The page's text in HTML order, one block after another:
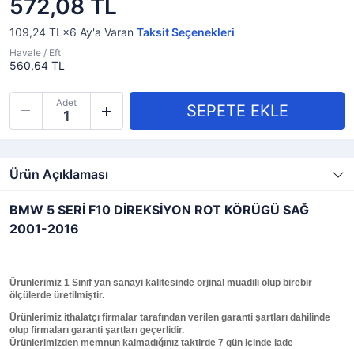
572,08 TL
109,24 TL×6 Ay'a Varan Taksit Seçenekleri
Havale / Eft
560,64 TL
Adet
Ürün Açıklaması
BMW 5 SERİ F10 DİREKSİYON ROT KÖRÜGÜ SAĞ
2001-2016
Ürünlerimiz 1 Sınıf yan sanayi kalitesinde orjinal muadili olup birebir
ölçülerde üretilmiştir.
Ürünlerimiz ithalatçı firmalar tarafından verilen garanti şartları dahilinde
olup firmaları garanti şartları geçerlidir.
Ürünlerimizden memnun kalmadığınız taktirde 7 gün içinde iade